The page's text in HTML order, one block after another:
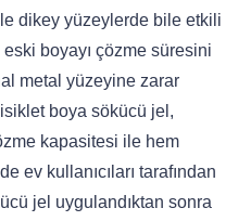
dikey yüzeylerde bile etkili
boyayı çözme süresini
metal yüzeyine zarar
boya sökücü jel,
kapasitesi ile hem
ev kullanıcıları tarafından
jel uygulandıktan sonra